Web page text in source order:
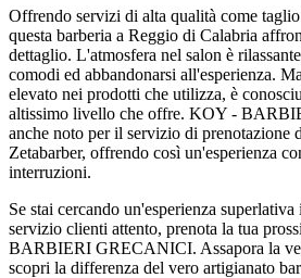
Offrendo servizi di alta qualità come
questa barberia a Reggio di Calabria
dettaglio. L'atmosfera nel salon è
comodi ed abbandonarsi all'esperienza.
elevato nei prodotti che utilizza, è
altissimo livello che offre. KOY -
anche noto per il servizio di prenotazione
Zetabarber, offrendo così un'esperienza
interruzioni.
Se stai cercando un'esperienza
servizio clienti attento, prenota la tua
BARBIERI GRECANICI. Assapora la
scopri la differenza del vero artigianato